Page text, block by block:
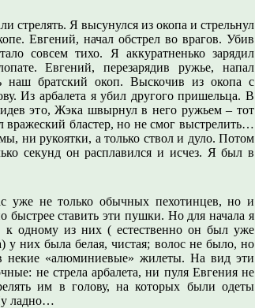
Я высунулся из окопа и стрельнул
Евгений, начал обстрел во врагов. Убив
совсем тихо. Я аккуратненько зарядил
Евгений, перезарядив ружье, напал
наш братский окоп. Выскочив из окопа с
Из арбалета я убил другого пришельца. В
это, Жэка швырнул в него ружьем – тот
вражеский бластер, но не смог выстрелить…
ни рукоятки, а только ствол и дуло. Потом
секунд он расплавился и исчез. Я был в
уже не только обычных пехотинцев, но и
ставить эти пушки. Но для начала я
к одному из них ( естественно он был уже
у них была белая, чистая; волос не было, но
некие «алюминиевые» жилеты. На вид эти
не стрела арбалета, ни пуля Евгения не
им в голову, на которых были одеты
ладно…